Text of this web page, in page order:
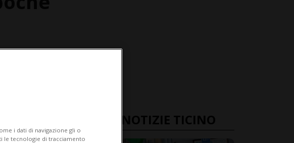
ULTIME NOTIZIE TICINO
i dati di navigazione gli o
le tecnologie di tracciamento